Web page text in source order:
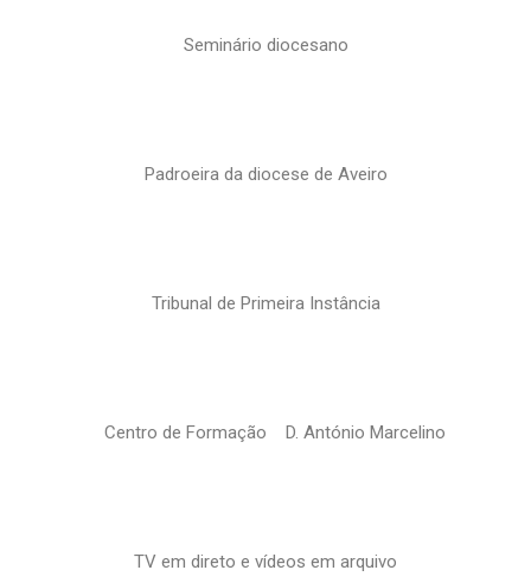
Seminário diocesano
Padroeira da diocese de Aveiro
Tribunal de Primeira Instância
Centro de Formação D. António Marcelino
TV em direto e vídeos em arquivo